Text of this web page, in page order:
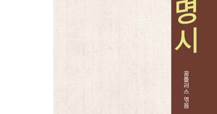
40. 장서언_ 고화병(古花甁)
42. 노천명_ 푸른오월
43. 김동명_ 파초
45. 심훈_ 그날이오면